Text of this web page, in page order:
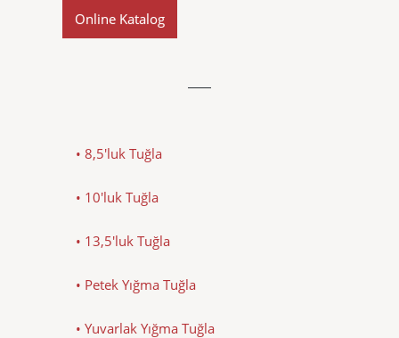
Online Katalog
• 8,5'luk Tuğla
• 10'luk Tuğla
• 13,5'luk Tuğla
• Petek Yığma Tuğla
• Yuvarlak Yığma Tuğla